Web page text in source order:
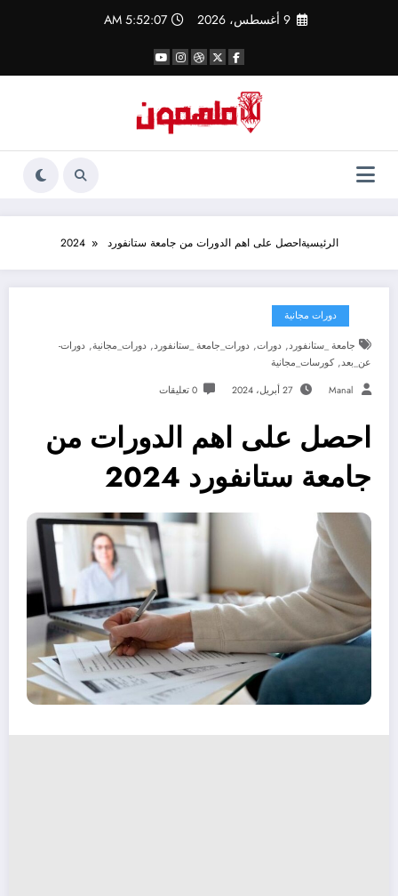
9 أغسطس، 2026 5:52:08 AM
الرئيسيةاحصل على اهم الدورات من جامعة ستانفورد 2024
دورات مجانية
جامعة _ستانفورد, دورات, دورات_جامعة _ستانفورد, دورات_مجانية, دورات-
عن_بعد,كورسات_مجانية
Manal 27 أبريل، 2024 0 تعليقات
احصل على اهم الدورات من
جامعة ستانفورد 2024